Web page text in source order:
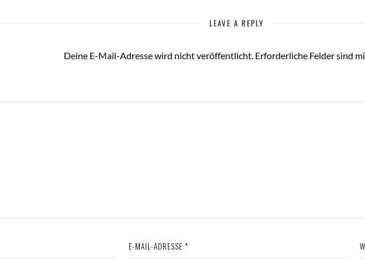
LEAVE A REPLY
Deine E-Mail-Adresse wird nicht veröffentlicht. Erforderliche Felder sind
E-MAIL-ADRESSE *